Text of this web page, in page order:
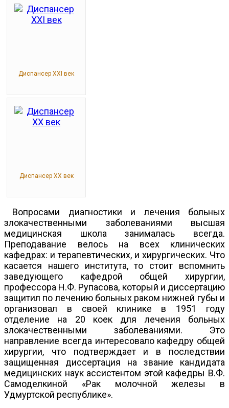
Диспансер XXI век
Диспансер ХХ век
Вопросами диагностики и лечения больных
злокачественными заболеваниями высшая
медицинская школа занималась всегда.
Преподавание велось на всех клинических
кафедрах: и терапевтических, и хирургических. Что
касается нашего института, то стоит вспомнить
заведующего кафедрой общей хирургии,
профессора Н.Ф. Рупасова, который и диссертацию
защитил по лечению больных раком нижней губы и
организовал в своей клинике в 1951 году
отделение на 20 коек для лечения больных
злокачественными заболеваниями. Это
направление всегда интересовало кафедру общей
хирургии, что подтверждает и в последствии
защищенная диссертация на звание кандидата
медицинских наук ассистентом этой кафедры В.Ф.
Самоделкиной «Рак молочной железы в
Удмуртской республике».